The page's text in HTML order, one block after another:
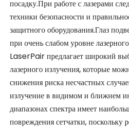
посадку.При работе с лазерами
техники безопасности и
защитного оборудования.Глаз
при очень слабом уровне
LaserPair предлагает широкий
лазерного излучения, которые
снижения риска несчастных
излучение в видимом и ближнем
диапазонах спектра имеет
повреждения сетчатки, поскольку